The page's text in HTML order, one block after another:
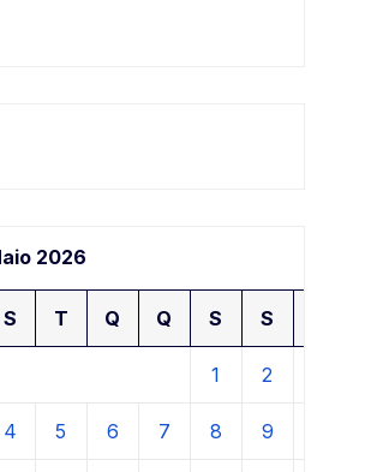
2026
S T Q Q S S
1 2
4 5 6 7 8 9